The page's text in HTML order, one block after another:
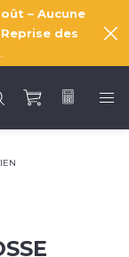
– Aucune
des